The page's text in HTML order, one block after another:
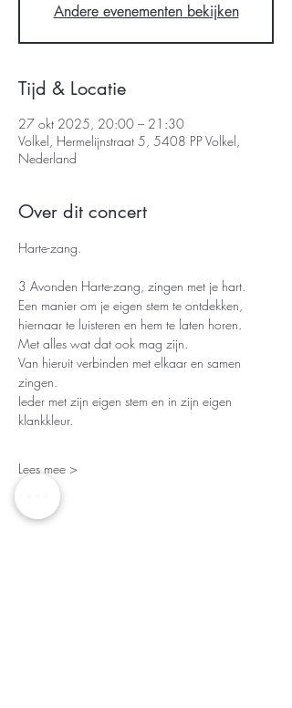
Andere evenementen bekijken
Tijd & Locatie
27 okt 2025, 20:00 – 21:30
Volkel, Hermelijnstraat 5, 5408 PP Volkel,
Nederland
Over dit concert
Harte-zang.
3 Avonden Harte-zang, zingen met je hart.
Een manier om je eigen stem te ontdekken,
hiernaar te luisteren en hem te laten horen.
Met alles wat dat ook mag zijn.
Van hieruit verbinden met elkaar en samen
zingen.
Ieder met zijn eigen stem en in zijn eigen
klankkleur.
Lees mee >